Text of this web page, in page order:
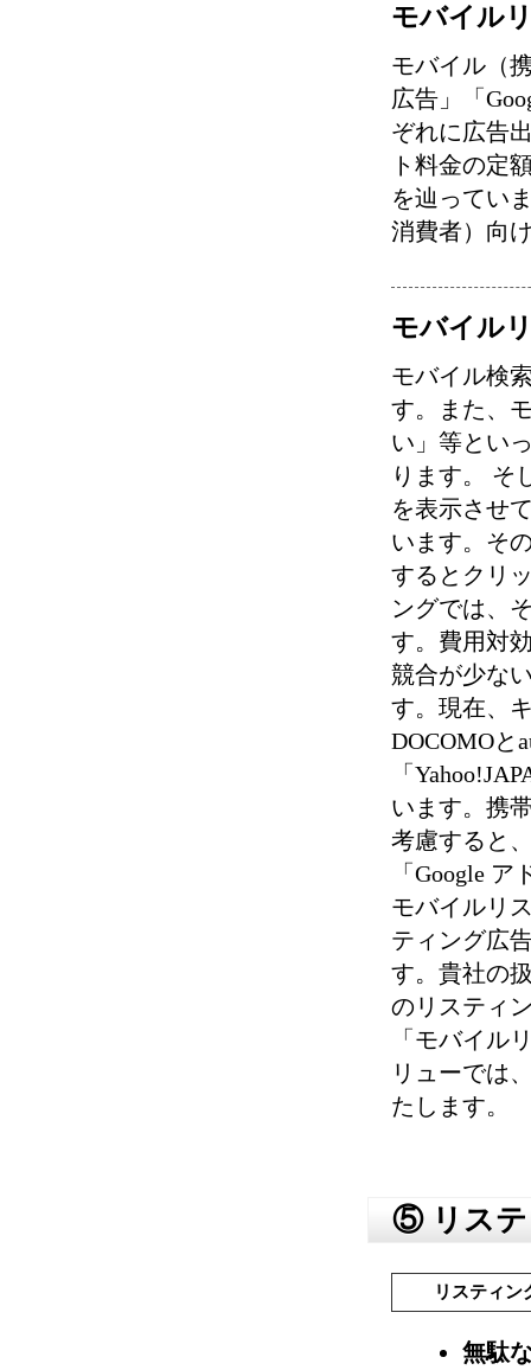
モバイル
モバイル（
広告」「
ぞれに広告
ト料金の定
を辿ってい
消費者）向
モバイル
モバイル検
す。また、
い」等とい
ります。 そ
を表示させ
います。そ
するとクリ
ングでは、
す。費用対
競合が少な
す。現在、
DOCOMOと
「
います。携
考慮すると
「Google
モバイルリ
ティング広
す。貴社の
のリスティ
「モバイル
リューでは
たします。
⑤ リステ
リスティン
無駄